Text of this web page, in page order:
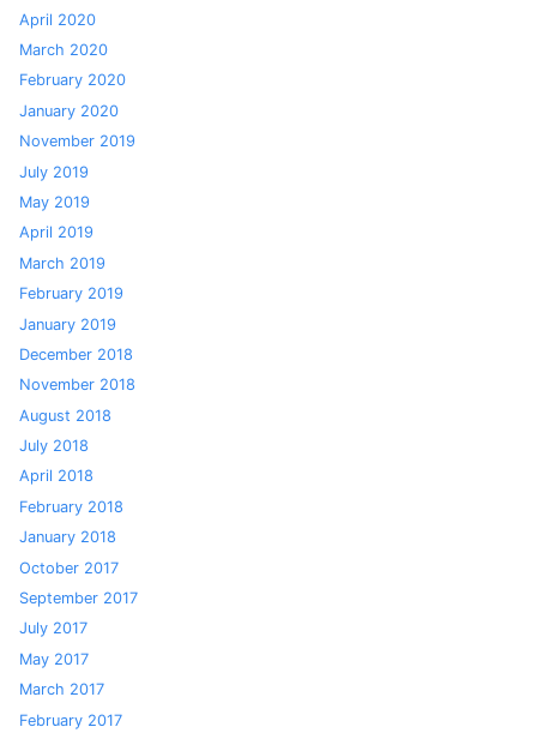
April 2020
March 2020
February 2020
January 2020
November 2019
July 2019
May 2019
April 2019
March 2019
February 2019
January 2019
December 2018
November 2018
August 2018
July 2018
April 2018
February 2018
January 2018
October 2017
September 2017
July 2017
May 2017
March 2017
February 2017